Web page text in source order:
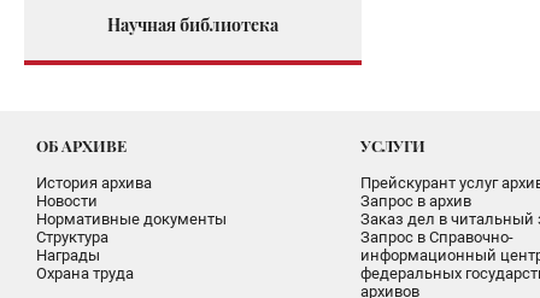
Научная библиотека
ОБ АРХИВЕ
История архива
Новости
Нормативные документы
Структура
Награды
Охрана труда
УСЛУГИ
Прейскурант услуг
Запрос в архив
Заказ дел в читальный
Запрос в Справочно-
информационный
федеральных
архивов